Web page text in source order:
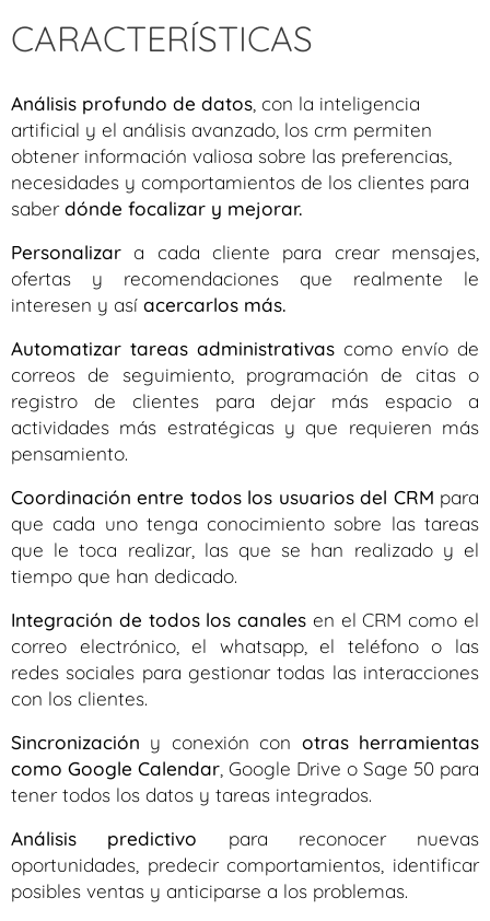
CARACTERÍSTICAS
Análisis profundo de datos , con la inteligencia
artificial y el análisis avanzado, los crm permiten
obtener información valiosa sobre las preferencias,
necesidades y comportamientos de los clientes para
saberdónde focalizar y mejorar.
Personalizar a cada cliente para crear mensajes,
ofertas y recomendaciones que realmente le
interesen y así acercarlos más.
Automatizar tareas administrativas como envío de
correos de seguimiento, programación de citas o
registro de clientes para dejar más espacio a
actividades más estratégicas y que requieren más
pensamiento.
Coordinación entre todos los usuarios del CRM para
que cada uno tenga conocimiento sobre las tareas
que le toca realizar, las que se han realizado y el
tiempo que han dedicado.
Integración de todos los canales en el CRM como el
correo electrónico, el whatsapp, el teléfono o las
redes sociales para gestionar todas las interacciones
con los clientes.
Sincronización y conexión con otras herramientas
como Google Calendar , Google Drive o Sage 50 para
tener todos los datos y tareas integrados.
Análisis predictivo para reconocer nuevas
oportunidades, predecir comportamientos, identificar
posibles ventas y anticiparse a los problemas.